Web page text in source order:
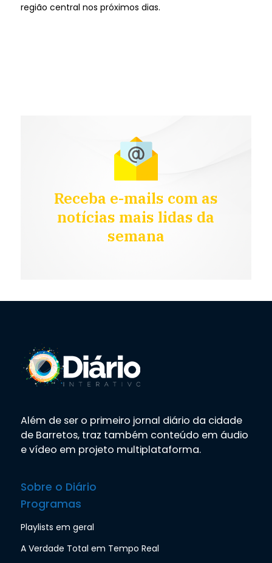
região central nos próximos dias.
Receba e-mails com as
notícias mais lidas da
semana
Além de ser o primeiro jornal diário da cidade
de Barretos, traz também conteúdo em áudio
e vídeo em projeto multiplataforma.
Sobre o Diário
Programas
Playlists em geral
A Verdade Total em Tempo Real